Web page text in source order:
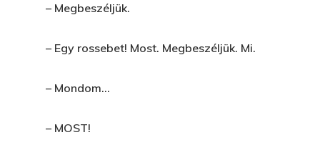
– Megbeszéljük.
– Egy rossebet! Most. Megbeszéljük. Mi.
– Mondom…
– MOST!